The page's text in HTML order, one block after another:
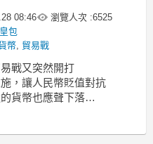
08:46 瀏覽人次 :6525
包
幣, 貿易戰
戰又突然開打
，讓人民幣貶值對抗
貨幣也應聲下落